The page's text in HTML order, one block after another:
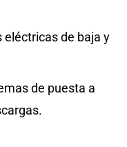
eléctricas de baja y
de puesta a